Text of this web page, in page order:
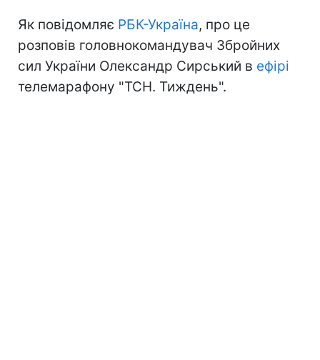
Як повідомляє РБК-Україна, про це
розповів головнокомандувач Збройних
сил України Олександр Сирський в ефірі
телемарафону "ТСН. Тиждень".